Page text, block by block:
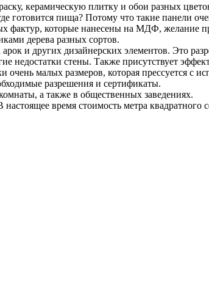
керамическую плитку и обои разных
пища? Потому что такие панели
фактур, которые нанесены на МДФ, желание
дерева разных сортов.
и других дизайнерских элементов. Это
недостатки стены. Также присутствует
очень малых размеров, которая прессуется с
разрешения и сертификаты.
а также в общественных заведениях.
время стоимость метра квадратного